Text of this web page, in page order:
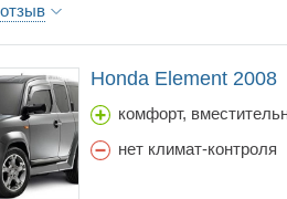
назад, еще плюсы очень
этот автомобиль еще удобен
Element это крутая машина.
Honda Element 2008
комфорт,
нет климат-контроля